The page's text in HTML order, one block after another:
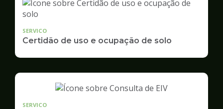
SERVICO
Certidão de uso e ocupação de solo
SERVICO